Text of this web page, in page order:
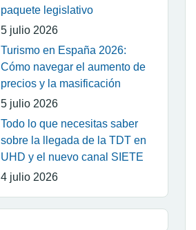
paquete legislativo
5 julio 2026
Turismo en España 2026:
Cómo navegar el aumento de
precios y la masificación
5 julio 2026
Todo lo que necesitas saber
sobre la llegada de la TDT en
UHD y el nuevo canal SIETE
4 julio 2026